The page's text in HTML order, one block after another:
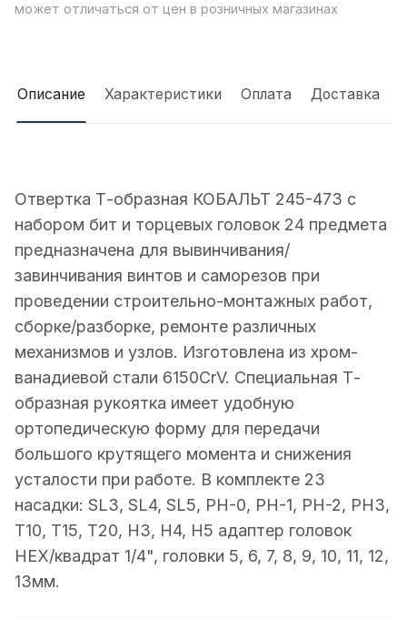
может отличаться от цен в розничных магазинах
Описание Характеристики Оплата Доставка
Отвертка Т-образная КОБАЛЬТ 245-473 с
набором бит и торцевых головок 24 предмета
предназначена для вывинчивания/
завинчивания винтов и саморезов при
проведении строительно-монтажных работ,
сборке/разборке, ремонте различных
механизмов и узлов. Изготовлена из хром-
ванадиевой стали 6150CrV. Специальная Т-
образная рукоятка имеет удобную
ортопедическую форму для передачи
большого крутящего момента и снижения
усталости при работе. В комплекте 23
насадки: SL3, SL4, SL5, PH-0, PH-1, PH-2, PH3,
T10, T15, T20, H3, H4, H5 адаптер головок
HEX/квадрат 1/4", головки 5, 6, 7, 8, 9, 10, 11, 12,
13мм.